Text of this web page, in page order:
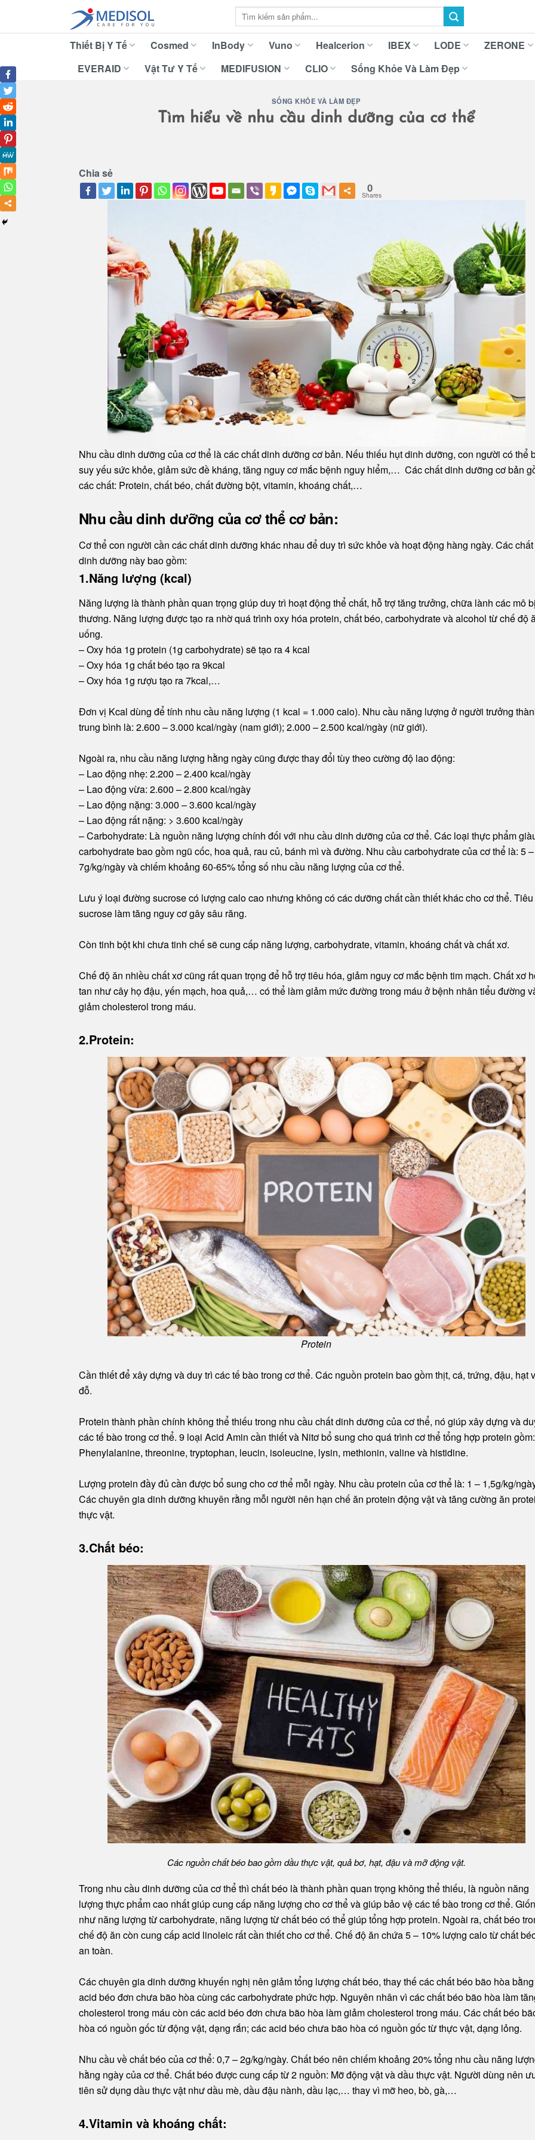
content
Tìm
kiếm:
Thiết Bị Y Tế Cosmed InBody Vuno Healcerion IBEX LODE ZERONE
EVERAID
Vật Tư Y Tế MEDIFUSION CLIO Sống Khỏe Và Làm Đẹp
SỐNG KHỎE VÀ LÀM ĐẸP
Tìm hiểu về nhu cầu dinh dưỡng của cơ thể
Chia sẻ
0
Shares
Nhu cầu dinh dưỡng của cơ thể là các chất dinh dưỡng cơ bản. Nếu thiếu hụt dinh dưỡng, con người có thể
suy yếu sức khỏe, giảm sức đề kháng, tăng nguy cơ mắc bệnh nguy hiểm,… Các chất dinh dưỡng cơ bản
các chất: Protein, chất béo, chất đường bột, vitamin, khoáng chất,…
Nhu cầu dinh dưỡng của cơ thể cơ bản:
Cơ thể con người cần các chất dinh dưỡng khác nhau để duy trì sức khỏe và hoạt động hàng ngày. Các chất
dinh dưỡng này bao gồm:
1.Năng lượng (kcal)
Năng lượng là thành phần quan trọng giúp duy trì hoạt động thể chất, hỗ trợ tăng trưởng, chữa lành các mô
thương. Năng lượng được tạo ra nhờ quá trình oxy hóa protein, chất béo, carbohydrate và alcohol từ chế độ
uống.
– Oxy hóa 1g protein (1g carbohydrate) sẽ tạo ra 4 kcal
– Oxy hóa 1g chất béo tạo ra 9kcal
– Oxy hóa 1g rượu tạo ra 7kcal,…
Đơn vị Kcal dùng để tính nhu cầu năng lượng (1 kcal = 1.000 calo). Nhu cầu năng lượng ở người trưởng
trung bình là: 2.600 – 3.000 kcal/ngày (nam giới); 2.000 – 2.500 kcal/ngày (nữ giới).
Ngoài ra, nhu cầu năng lượng hằng ngày cũng được thay đổi tùy theo cường độ lao động:
– Lao động nhẹ: 2.200 – 2.400 kcal/ngày
– Lao động vừa: 2.600 – 2.800 kcal/ngày
– Lao động nặng: 3.000 – 3.600 kcal/ngày
– Lao động rất nặng: > 3.600 kcal/ngày
– Carbohydrate: Là nguồn năng lượng chính đối với nhu cầu dinh dưỡng của cơ thể. Các loại thực phẩm
carbohydrate bao gồm ngũ cốc, hoa quả, rau củ, bánh mì và đường. Nhu cầu carbohydrate của cơ thể là: 5 –
7g/kg/ngày và chiếm khoảng 60-65% tổng số nhu cầu năng lượng của cơ thể.
Lưu ý loại đường sucrose có lượng calo cao nhưng không có các dưỡng chất cần thiết khác cho cơ thể. Tiêu
sucrose làm tăng nguy cơ gây sâu răng.
Còn tinh bột khi chưa tinh chế sẽ cung cấp năng lượng, carbohydrate, vitamin, khoáng chất và chất xơ.
Chế độ ăn nhiều chất xơ cũng rất quan trọng để hỗ trợ tiêu hóa, giảm nguy cơ mắc bệnh tim mạch. Chất xơ
tan như cây họ đậu, yến mạch, hoa quả,… có thể làm giảm mức đường trong máu ở bệnh nhân tiểu đường
giảm cholesterol trong máu.
2.Protein:
Protein
Cần thiết để xây dựng và duy trì các tế bào trong cơ thể. Các nguồn protein bao gồm thịt, cá, trứng, đậu, hạt
đỗ.
Protein thành phần chính không thể thiếu trong nhu cầu chất dinh dưỡng của cơ thể, nó giúp xây dựng và
các tế bào trong cơ thể. 9 loại Acid Amin cần thiết và Nitơ bổ sung cho quá trình cơ thể tổng hợp protein gồm:
Phenylalanine, threonine, tryptophan, leucin, isoleucine, lysin, methionin, valine và histidine.
Lượng protein đầy đủ cần được bổ sung cho cơ thể mỗi ngày. Nhu cầu protein của cơ thể là: 1 – 1,5g/kg/
Các chuyên gia dinh dưỡng khuyên rằng mỗi người nên hạn chế ăn protein động vật và tăng cường ăn
thực vật.
3.Chất béo:
Các nguồn chất béo bao gồm dầu thực vật, quả bơ, hạt, đậu và mỡ động vật.
Trong nhu cầu dinh dưỡng của cơ thể thì chất béo là thành phần quan trọng không thể thiếu, là nguồn năng
lượng thực phẩm cao nhất giúp cung cấp năng lượng cho cơ thể và giúp bảo vệ các tế bào trong cơ thể.
như năng lượng từ carbohydrate, năng lượng từ chất béo có thể giúp tổng hợp protein. Ngoài ra, chất béo
chế độ ăn còn cung cấp acid linoleic rất cần thiết cho cơ thể. Chế độ ăn chứa 5 – 10% lượng calo từ chất
an toàn.
Các chuyên gia dinh dưỡng khuyến nghị nên giảm tổng lượng chất béo, thay thế các chất béo bão hòa
acid béo đơn chưa bão hòa cùng các carbohydrate phức hợp. Nguyên nhân vì các chất béo bão hòa làm
cholesterol trong máu còn các acid béo đơn chưa bão hòa làm giảm cholesterol trong máu. Các chất béo
hòa có nguồn gốc từ động vật, dạng rắn; các acid béo chưa bão hòa có nguồn gốc từ thực vật, dạng lỏng.
Nhu cầu về chất béo của cơ thể: 0,7 – 2g/kg/ngày. Chất béo nên chiếm khoảng 20% tổng nhu cầu năng
hằng ngày của cơ thể. Chất béo được cung cấp từ 2 nguồn: Mỡ động vật và dầu thực vật. Người dùng nên
tiên sử dụng dầu thực vật như dầu mè, dầu đậu nành, dầu lạc,… thay vì mỡ heo, bò, gà,…
4.Vitamin và khoáng chất: